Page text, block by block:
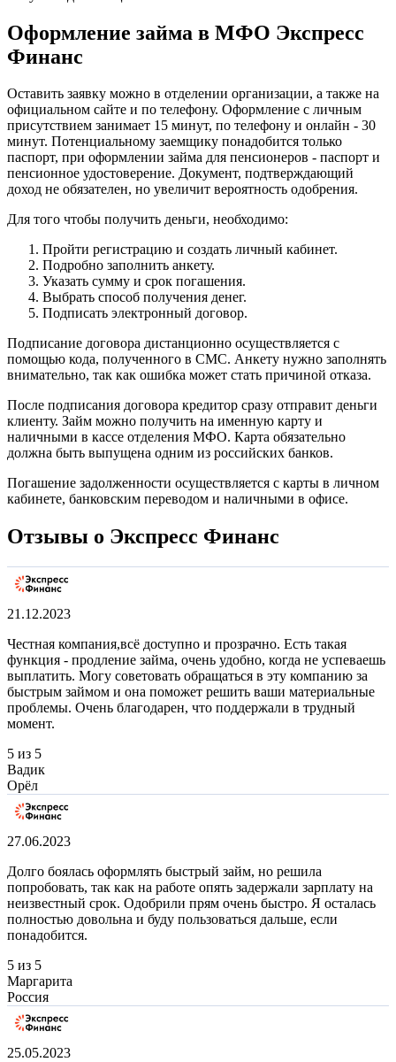
Оформление займа в МФО Экспресс
Финанс
Оставить заявку можно в отделении организации, а также на
официальном сайте и по телефону. Оформление с личным
присутствием занимает 15 минут, по телефону и онлайн - 30
минут. Потенциальному заемщику понадобится только
паспорт, при оформлении займа для пенсионеров - паспорт и
пенсионное удостоверение. Документ, подтверждающий
доход не обязателен, но увеличит вероятность одобрения.
Для того чтобы получить деньги, необходимо:
Пройти регистрацию и создать личный кабинет.
Подробно заполнить анкету.
Указать сумму и срок погашения.
Выбрать способ получения денег.
Подписать электронный договор.
Подписание договора дистанционно осуществляется с
помощью кода, полученного в СМС. Анкету нужно заполнять
внимательно, так как ошибка может стать причиной отказа.
После подписания договора кредитор сразу отправит деньги
клиенту. Займ можно получить на именную карту и
наличными в кассе отделения МФО. Карта обязательно
должна быть выпущена одним из российских банков.
Погашение задолженности осуществляется с карты в личном
кабинете, банковским переводом и наличными в офисе.
Отзывы о Экспресс Финанс
21.12.2023
Честная компания,всё доступно и прозрачно. Есть такая
функция - продление займа, очень удобно, когда не успеваешь
выплатить. Могу советовать обращаться в эту компанию за
быстрым займом и она поможет решить ваши материальные
проблемы. Очень благодарен, что поддержали в трудный
момент.
5 из 5
Вадик
Орёл
27.06.2023
Долго боялась оформлять быстрый займ, но решила
попробовать, так как на работе опять задержали зарплату на
неизвестный срок. Одобрили прям очень быстро. Я осталась
полностью довольна и буду пользоваться дальше, если
понадобится.
5 из 5
Маргарита
Россия
25.05.2023